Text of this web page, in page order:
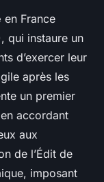
en France
qui instaure un
d’exercer leur
après les
un premier
accordant
aux
de l’Édit de
imposant